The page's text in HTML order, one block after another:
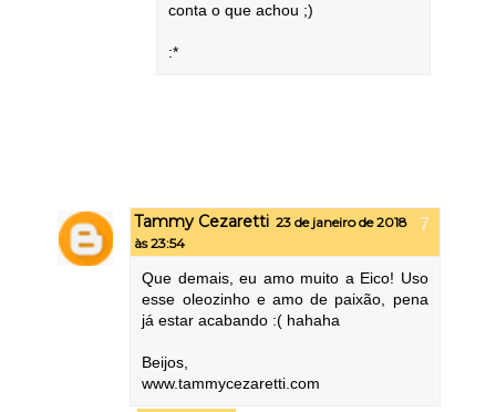
conta o que achou ;)
:*
Tammy Cezaretti 23 de janeiro de 2018
às 23:54
Que demais, eu amo muito a Eico! Uso
esse oleozinho e amo de paixão, pena
já estar acabando :( hahaha
Beijos,
www.tammycezaretti.com